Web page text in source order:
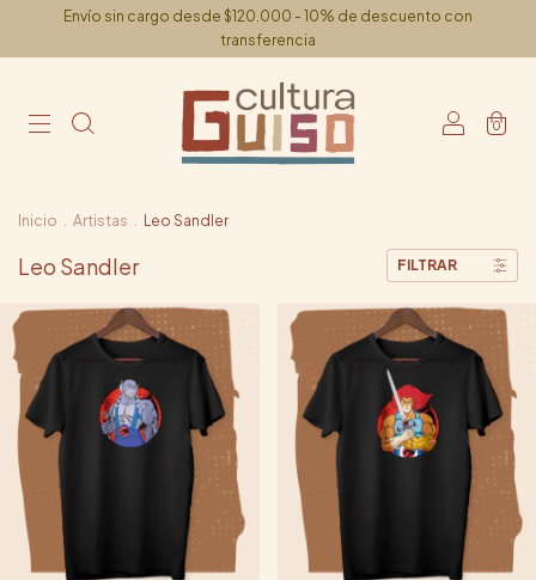
Envío sin cargo desde $120.000 - 10% de descuento con
transferencia
0
Inicio . Artistas . Leo Sandler
Leo Sandler FILTRAR